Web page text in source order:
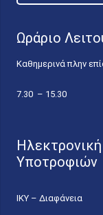
Ωράριο
Καθημερινά πλην
7.30 – 15.30
Υποτροφιών
ΙΚΥ – Διαφάνεια